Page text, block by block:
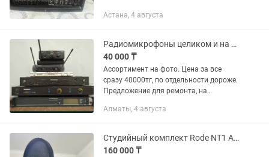
Астана, 4 августа
Радиомикрофоны целиком и на запчасти
40 000 ₸
Ассортимент на фото. Цена за все
сразу 40000тг, по отдельности дороже.
Предложение для ремонта, на
материально ответственных лиц для
Алматы, 4 августа
Студийный комплект Rode NT1 Audient iD4 MKII
160 000 ₸